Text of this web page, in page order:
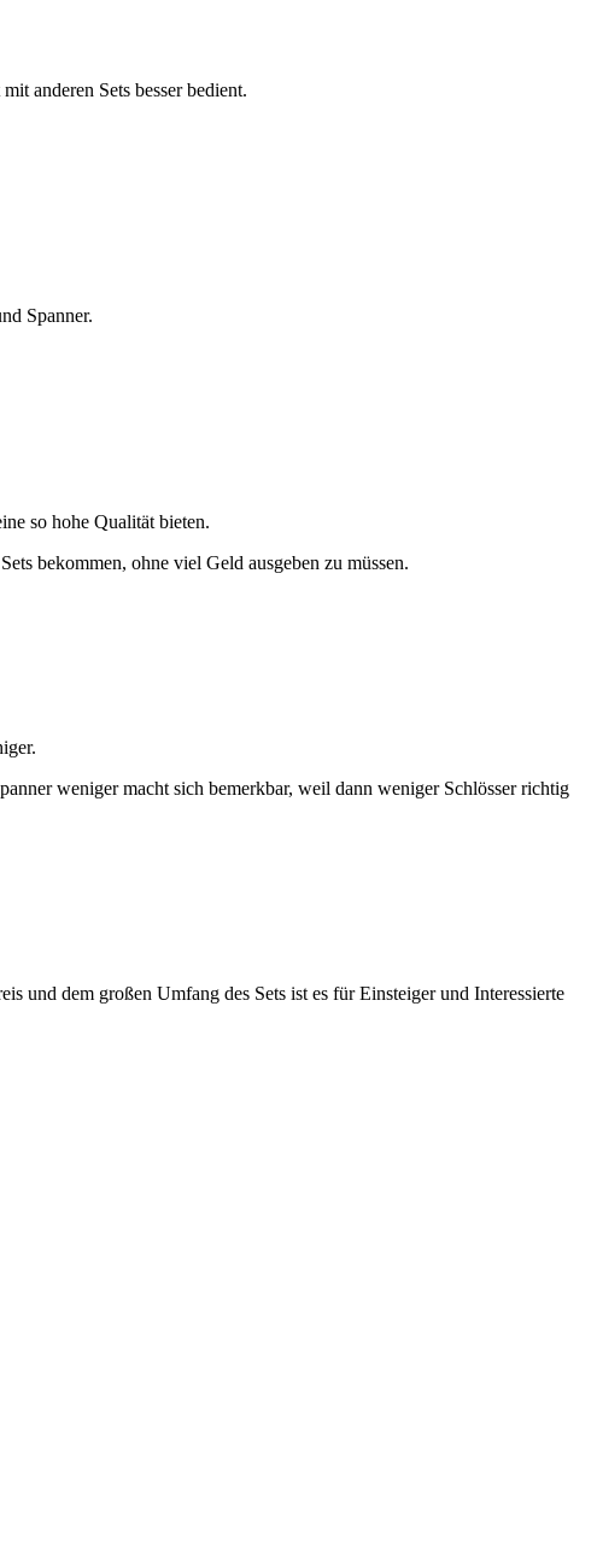
anderen Sets besser bedient.
Spanner.
so hohe Qualität bieten.
bekommen, ohne viel Geld ausgeben zu müssen.
weniger macht sich bemerkbar, weil dann weniger Schlösser richtig
und dem großen Umfang des Sets ist es für Einsteiger und Interessierte